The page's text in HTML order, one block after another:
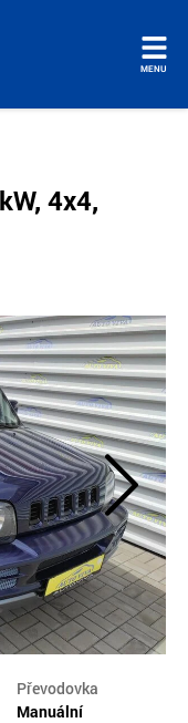
MENU
4x4,
Převodovka
Manuální